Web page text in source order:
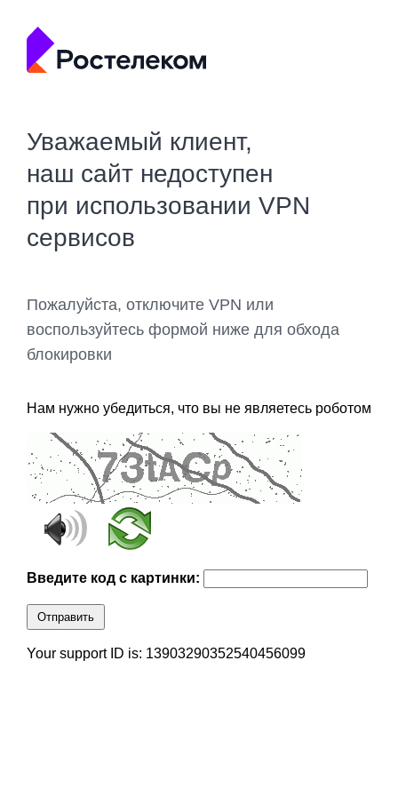
Уважаемый клиент,
наш сайт недоступен
при использовании VPN
сервисов
Пожалуйста, отключите VPN или
воспользуйтесь формой ниже для обхода
блокировки
Нам нужно убедиться, что вы не являетесь роботом
Введите код с картинки:
Отправить
Your support ID is: 13903290352540456099